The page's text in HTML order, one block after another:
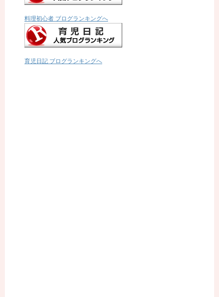
料理初心者 ブログランキングへ
育児日記 ブログランキングへ